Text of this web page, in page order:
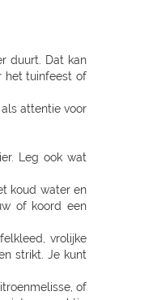
duurt. Dat kan
het tuinfeest of
attentie voor
Leg ook wat
koud water en
of koord een
vrolijke
strikt. Je kunt
of